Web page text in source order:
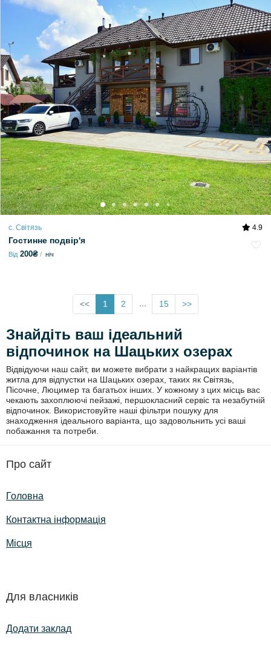
с. Світязь 4.9
Гостинне подвір'я
Від 200₴ ніч
<< 1 2 ... 15 >>
Знайдіть ваш ідеальний
відпочинок на Шацьких озерах
Відвідуючи наш сайт, ви можете вибрати з найкращих варіантів
житла для відпустки на Шацьких озерах, таких як Світязь,
Пісочне, Люцимер та багатьох інших. У кожному з цих місць вас
чекають захоплюючі пейзажі, першокласний сервіс та незабутній
відпочинок. Використовуйте наші фільтри пошуку для
знаходження ідеального варіанта, що задовольнить усі ваші
побажання та потреби.
Про сайт
Головна
Контактна інформація
Місця
Для власників
Додати заклад